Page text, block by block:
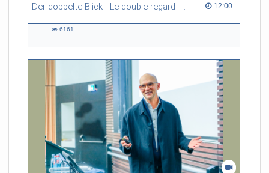
Der doppelte Blick - Le double regard - Deutsch-Französische Journalistik 12:00
12:00 duration
6161